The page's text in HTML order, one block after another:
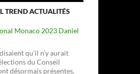
TREND ACTUALITÉS
Monaco 2023 Daniel
qu’il n’y aurait
du Conseil
désormais présentes,